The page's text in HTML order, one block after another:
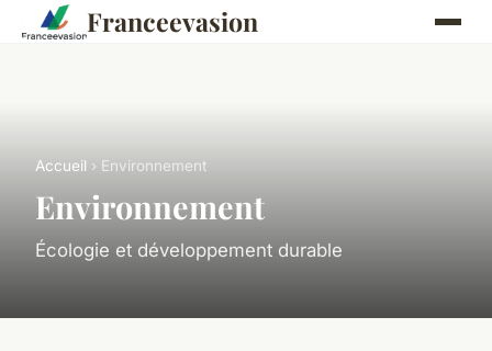
Franceevasion
Accueil › Environnement
Environnement
Écologie et développement durable